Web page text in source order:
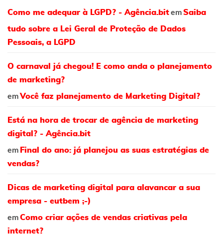
Como me adequar à LGPD? - Agência.bitemSaiba
tudo sobre a Lei Geral de Proteção de Dados
Pessoais, a LGPD
O carnaval já chegou! E como anda o planejamento
de marketing?
emVocê faz planejamento de Marketing Digital?
Está na hora de trocar de agência de marketing
digital? - Agência.bit
em Final do ano: já planejou as suas estratégias de
vendas?
Dicas de marketing digital para alavancar a sua
empresa - eutbem ;-)
emComo criar ações de vendas criativas pela
internet?